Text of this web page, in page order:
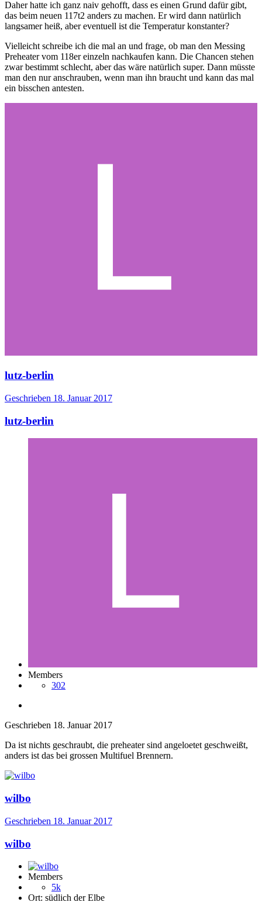
Daher hatte ich ganz naiv gehofft, dass es einen Grund dafür gibt,
das beim neuen 117t2 anders zu machen. Er wird dann natürlich
langsamer heiß, aber eventuell ist die Temperatur konstanter?
Vielleicht schreibe ich die mal an und frage, ob man den Messing
Preheater vom 118er einzeln nachkaufen kann. Die Chancen stehen
zwar bestimmt schlecht, aber das wäre natürlich super. Dann müsste
man den nur anschrauben, wenn man ihn braucht und kann das mal
ein bisschen antesten.
lutz-berlin
Geschrieben 18. Januar 2017
lutz-berlin
Members
302
Geschrieben 18. Januar 2017
Da ist nichts geschraubt, die preheater sind angeloetet geschweißt,
anders ist das bei grossen Multifuel Brennern.
wilbo
Geschrieben 18. Januar 2017
wilbo
Members
5k
Ort: südlich der Elbe